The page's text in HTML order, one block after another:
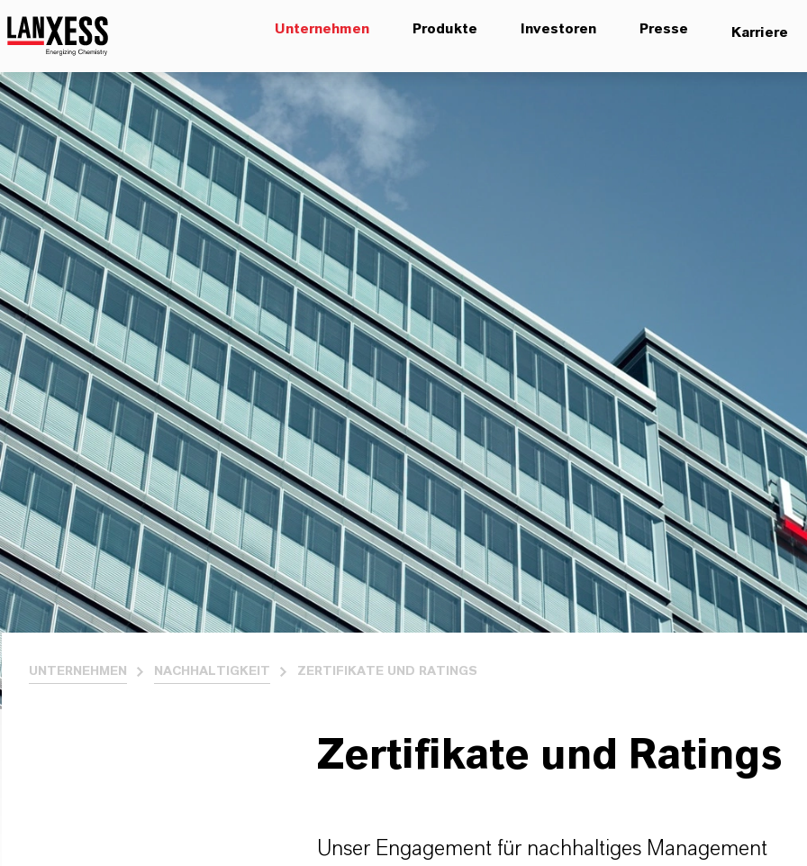
Unternehmen Produkte Investoren Presse Karriere
UNTERNEHMEN NACHHALTIGKEIT ZERTIFIKATE UND RATINGS
Zertifikate und Ratings
Unser Engagement für nachhaltiges Management